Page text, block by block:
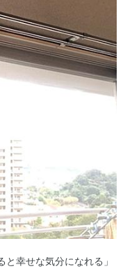
幸せな気分になれる」